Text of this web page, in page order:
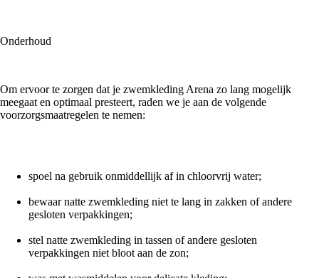
Onderhoud
Om ervoor te zorgen dat je zwemkleding Arena zo lang mogelijk
meegaat en optimaal presteert, raden we je aan de volgende
voorzorgsmaatregelen te nemen:
spoel na gebruik onmiddellijk af in chloorvrij water;
bewaar natte zwemkleding niet te lang in zakken of andere
gesloten verpakkingen;
stel natte zwemkleding in tassen of andere gesloten
verpakkingen niet bloot aan de zon;